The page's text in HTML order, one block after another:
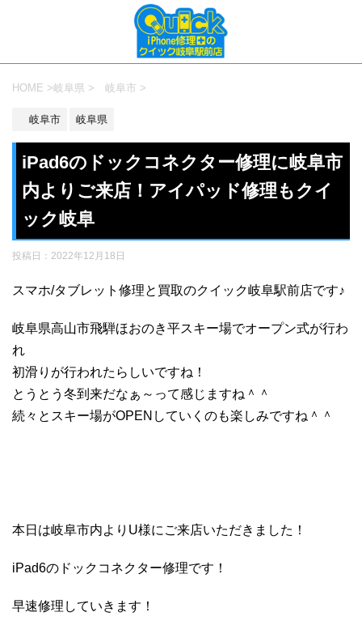
HOME >岐阜県 > 岐阜市 >
岐阜市 岐阜県
iPad6のドックコネクター修理に岐阜市
内よりご来店！アイパッド修理もクイ
ック岐阜
投稿日： 2022年12月18日
スマホ/タブレット修理と買取のクイック岐阜駅前店です♪
岐阜県高山市飛騨ほおのき平スキー場でオープン式が行わ
れ
初滑りが行われたらしいですね！
とうとう冬到来だなぁ～って感じますね＾＾
続々とスキー場がOPENしていくのも楽しみですね＾＾
本日は岐阜市内よりU様にご来店いただきました！
iPad6のドックコネクター修理です！
早速修理していきます！